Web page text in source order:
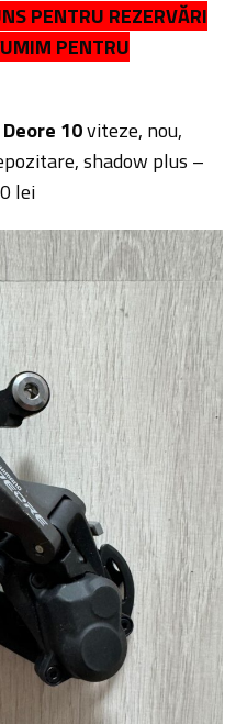
PENTRU REZERVĂRI
PENTRU
10viteze, nou,
shadow plus –
lei